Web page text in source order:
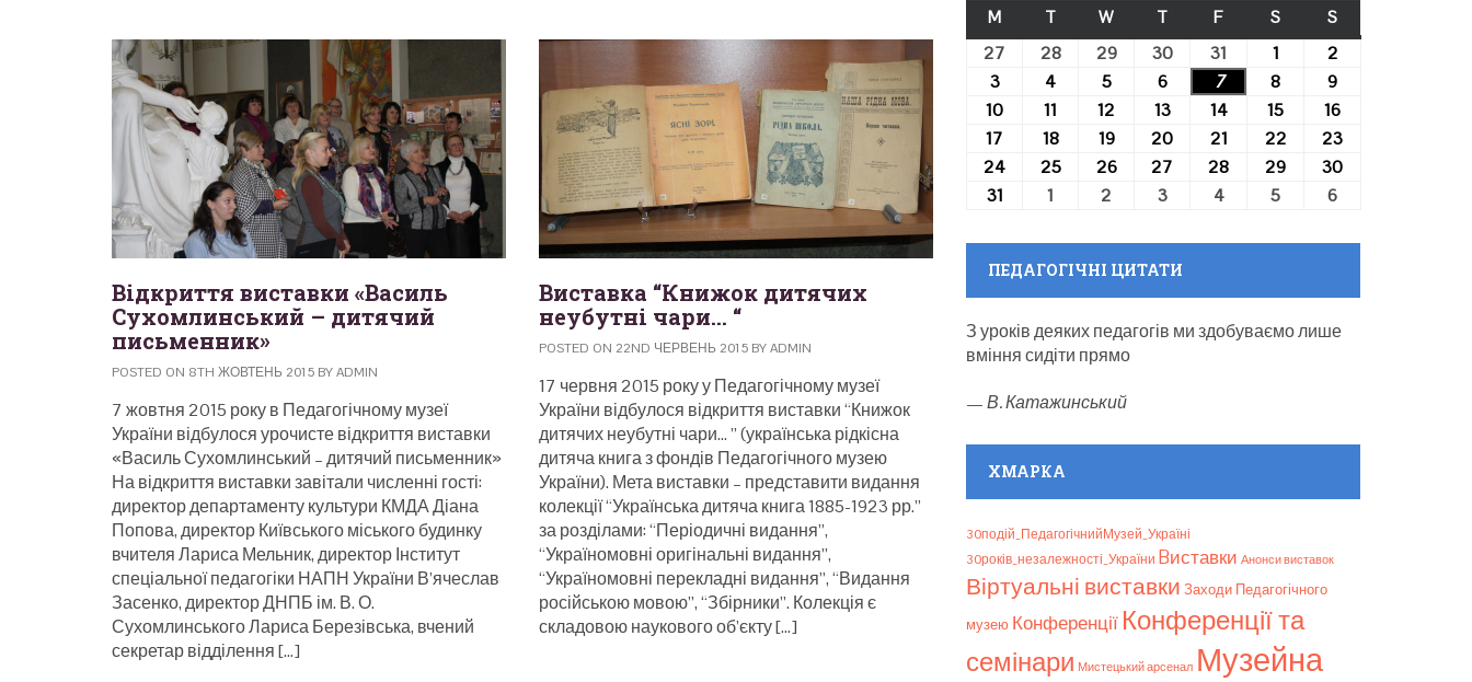
Відкриття виставки «Василь
Сухомлинський – дитячий
письменник»
POSTED ON 8TH ЖОВТЕНЬ 2015 BY ADMIN
7 жовтня 2015 року в Педагогічному музеї
України відбулося урочисте відкриття виставки
«Василь Сухомлинський – дитячий письменник»
На відкриття виставки завітали численні гості:
директор департаменту культури КМДА Діана
Попова, директор Київського міського будинку
вчителя Лариса Мельник, директор Інститут
спеціальної педагогіки НАПН України В’ячеслав
Засенко, директор ДНПБ ім. В. О.
Сухомлинського Лариса Березівська, вчений
секретар відділення […]
Виставка “Книжок дитячих
неубутні чари… “
POSTED ON 22ND ЧЕРВЕНЬ 2015 BY ADMIN
17 червня 2015 року у Педагогічному музеї
України відбулося відкриття виставки “Книжок
дитячих неубутні чари… ” (українська рідкісна
дитяча книга з фондів Педагогічного музею
України). Мета виставки – представити видання
колекції “Українська дитяча книга 1885-1923 рр.”
за розділами: “Періодичні видання”,
“Україномовні оригінальні видання”,
“Україномовні перекладні видання”, “Видання
російською мовою”, “Збірники”. Колекція є
складовою наукового об’єкту […]
MПОНЕДІЛОК
TВІВТОРОК
WСЕРЕДА
TЧЕТВЕР
FП’ЯТНИЦЯ
SСУБОТА
SНЕДІЛЯ
27 27.07.2026
2828.07.2026
2929.07.2026
3030.07.2026
31 31.07.2026
1 01.08.2026
2
303.08.2026
4 04.08.2026
505.08.2026
606.08.2026
707.08.2026
8 08.08.2026
9
10 10.08.2026
11 11.08.2026
12 12.08.2026
1313.08.2026
1414.08.2026
15 15.08.2026
16
17 17.08.2026
1818.08.2026
1919.08.2026
20 20.08.2026
21 21.08.2026
22 22.08.2026
23
24 24.08.2026
2525.08.2026
2626.08.2026
27 27.08.2026
28 28.08.2026
29 29.08.2026
30
31 31.08.2026
1 01.09.2026
2 02.09.2026
303.09.2026
404.09.2026
5 05.09.2026
6
ПЕДАГОГІЧНІ ЦИТАТИ
З уроків деяких педагогів ми здобуваємо лише
вміння сидіти прямо
—В. Катажинський
ХМАРКА
30подій_ПедагогічнийМузей_Україні
30років_незалежності_України Bиставки Анонси виставок
Віртуальні виставки Заходи Педагогічного
музею Конференції Конференції та
семінари Мистецький арсенал Музейна